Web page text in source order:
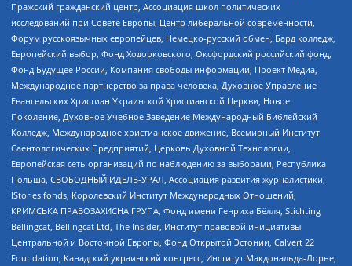
Пражский гражданский центр, Ассоциация школ политических
исследований при Совете Европы, Центр либеральной современности,
Форум русскоязычных европейцев, Немецко-русский обмен, Бард колледж,
Европейский выбор, Фонд Ходорковского, Оксфордский российский фонд,
Фонд Будущее России, Компания свободы информации, Проект Медиа,
Международное партнерство за права человека, Духовное Управление
Евангельских Христиан Украинской Христианской Церкви, Новое
Поколение, Духовное Учебное Заведение Международный Библейский
Колледж, Международное христианское движение, Всемирный Институт
Саентологических Предприятий, Церковь Духовной Технологии,
Европейская сеть организаций по наблюдению за выборами, Республика
Польша, СВОБОДНЫЙ ИДЕЛЬ-УРАЛ, Ассоциация развития журналистики,
IStories fonds, Королевский Институт Международных Отношений,
КРИМСЬКА ПРАВОЗАХИСНА ГРУПА, Фонд имени Генриха Бёлля, Stichting
Bellingcat, Bellingcat Ltd, The Insider, Институт правовой инициативы
Центральной и Восточной Европы, Фонд Открытой Эстонии, Calvert 22
Foundation, Канадский украинский конгресс, Институт Макдональда-Лорье,